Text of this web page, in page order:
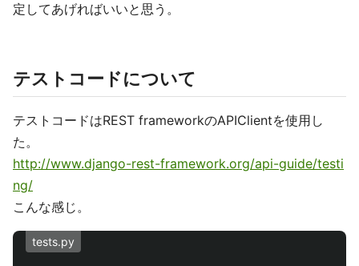
定してあげればいいと思う。
テストコードについて
テストコードはREST frameworkのAPIClientを使用し
た。
http://www.django-rest-framework.org/api-guide/testi
ng/
こんな感じ。
tests.py